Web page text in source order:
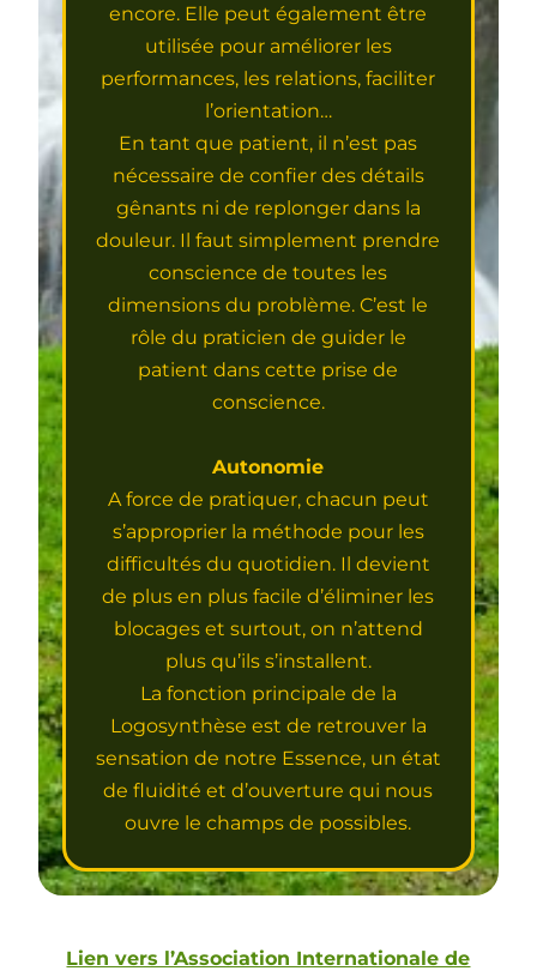
encore. Elle peut également être
utilisée pour améliorer les
performances, les relations, faciliter
l’orientation…
En tant que patient, il n’est pas
nécessaire de confier des détails
gênants ni de replonger dans la
douleur. Il faut simplement prendre
conscience de toutes les
dimensions du problème. C’est le
rôle du praticien de guider le
patient dans cette prise de
conscience.
Autonomie
A force de pratiquer, chacun peut
s’approprier la méthode pour les
difficultés du quotidien. Il devient
de plus en plus facile d’éliminer les
blocages et surtout, on n’attend
plus qu’ils s’installent.
La fonction principale de la
Logosynthèse est de retrouver la
sensation de notre Essence, un état
de fluidité et d’ouverture qui nous
ouvre le champs de possibles.
Lien vers l’Association Internationale de